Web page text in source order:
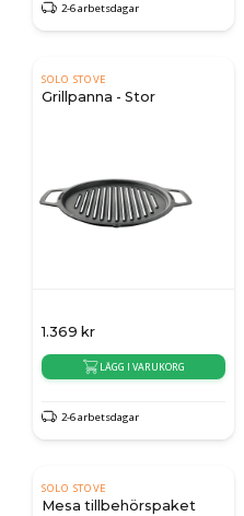
2-6 arbetsdagar
SOLO STOVE
Grillpanna - Stor
1.369 kr
LÄGG I VARUKORG
2-6 arbetsdagar
SOLO STOVE
Mesa tillbehörspaket